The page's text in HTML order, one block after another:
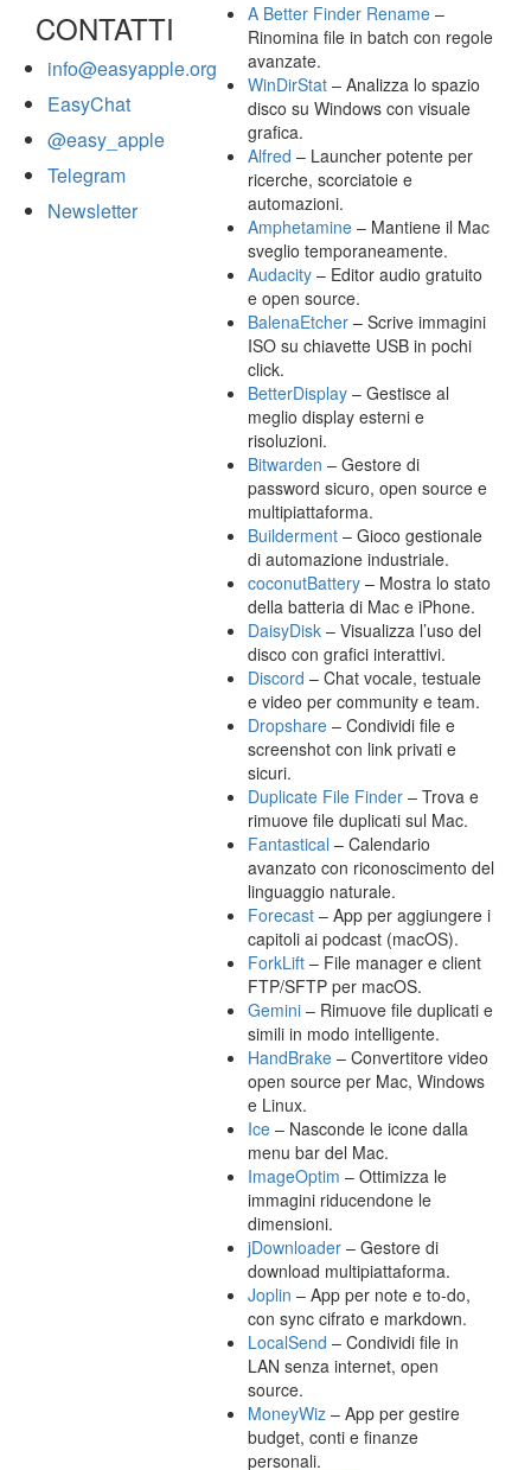
CONTATTI
info@easyapple.org
EasyChat
@easy_apple
Telegram
Newsletter
A Better Finder Rename –
Rinomina file in batch con regole
avanzate.
WinDirStat – Analizza lo spazio
disco su Windows con visuale
grafica.
Alfred – Launcher potente per
ricerche, scorciatoie e
automazioni.
Amphetamine – Mantiene il Mac
sveglio temporaneamente.
Audacity – Editor audio gratuito
e open source.
BalenaEtcher – Scrive immagini
ISO su chiavette USB in pochi
click.
BetterDisplay – Gestisce al
meglio display esterni e
risoluzioni.
Bitwarden – Gestore di
password sicuro, open source e
multipiattaforma.
Builderment – Gioco gestionale
di automazione industriale.
coconutBattery – Mostra lo stato
della batteria di Mac e iPhone.
DaisyDisk – Visualizza l’uso del
disco con grafici interattivi.
Discord – Chat vocale, testuale
e video per community e team.
Dropshare – Condividi file e
screenshot con link privati e
sicuri.
Duplicate File Finder – Trova e
rimuove file duplicati sul Mac.
Fantastical – Calendario
avanzato con riconoscimento del
linguaggio naturale.
Forecast – App per aggiungere i
capitoli ai podcast (macOS).
ForkLift – File manager e client
FTP/SFTP per macOS.
Gemini – Rimuove file duplicati e
simili in modo intelligente.
HandBrake – Convertitore video
open source per Mac, Windows
e Linux.
Ice – Nasconde le icone dalla
menu bar del Mac.
ImageOptim – Ottimizza le
immagini riducendone le
dimensioni.
jDownloader – Gestore di
download multipiattaforma.
Joplin – App per note e to-do,
con sync cifrato e markdown.
LocalSend – Condividi file in
LAN senza internet, open
source.
MoneyWiz – App per gestire
budget, conti e finanze
personali.